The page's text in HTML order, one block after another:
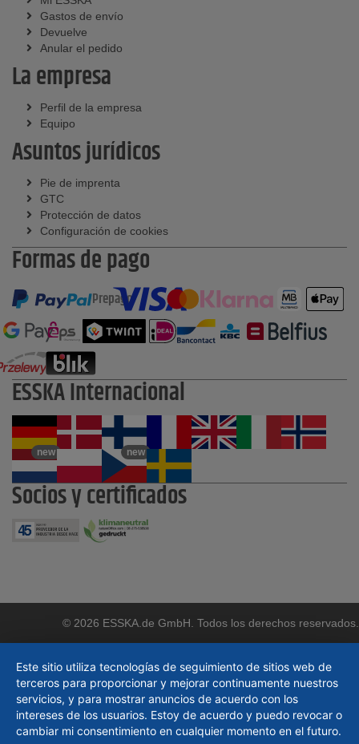
Gastos de envío
Devuelve
Anular el pedido
La empresa
Perfil de la empresa
Equipo
Asuntos jurídicos
Pie de imprenta
GTC
Protección de datos
Configuración de cookies
Formas de pago
Prepago
ESSKA Internacional
new new
Socios y certificados
© 2026 ESSKA.de GmbH. Todos los derechos reservados.
Este sitio utiliza tecnologías de seguimiento de sitios web de
terceros para proporcionar y mejorar continuamente nuestros
servicios, y para mostrar anuncios de acuerdo con los
intereses de los usuarios. Estoy de acuerdo y puedo revocar o
cambiar mi consentimiento en cualquier momento en el futuro.